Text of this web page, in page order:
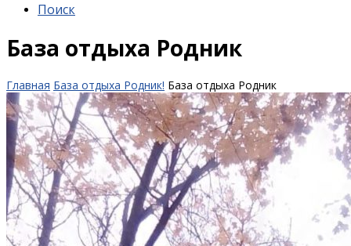
Поиск
База отдыха Родник
Главная База отдыха Родник! База отдыха Родник